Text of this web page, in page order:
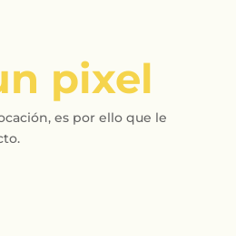
pixel
es por ello que le